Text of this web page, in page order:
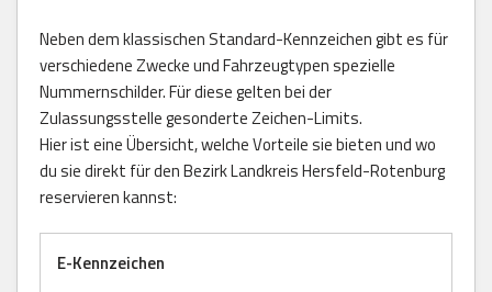
Neben dem klassischen Standard-Kennzeichen gibt es für
verschiedene Zwecke und Fahrzeugtypen spezielle
Nummernschilder. Für diese gelten bei der
Zulassungsstelle gesonderte Zeichen-Limits.
Hier ist eine Übersicht, welche Vorteile sie bieten und wo
du sie direkt für den Bezirk Landkreis Hersfeld-Rotenburg
reservieren kannst:
E-Kennzeichen